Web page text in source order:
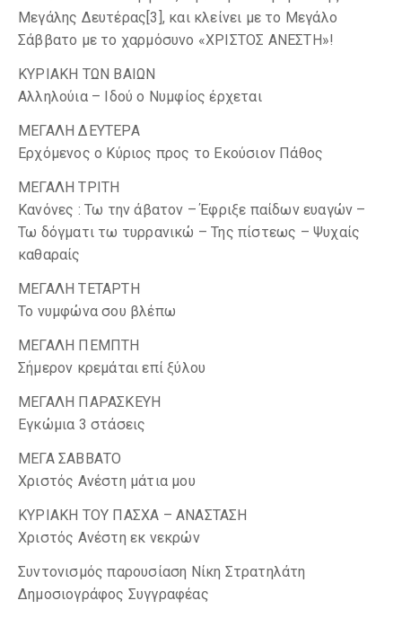
Μεγάλης Δευτέρας[3], και κλείνει με το Μεγάλο
Σάββατο με το χαρμόσυνο «ΧΡΙΣΤΟΣ ΑΝΕΣΤΗ»!
ΚΥΡΙΑΚΗ ΤΩΝ ΒΑΙΩΝ
Αλληλούια – Ιδού ο Νυμφίος έρχεται
ΜΕΓΑΛΗ ΔΕΥΤΕΡΑ
Ερχόμενος ο Κύριος προς το Εκούσιον Πάθος
ΜΕΓΑΛΗ ΤΡΙΤΗ
Κανόνες : Τω την άβατον – Έφριξε παίδων ευαγών –
Τω δόγματι τω τυρρανικώ – Της πίστεως – Ψυχαίς
καθαραίς
ΜΕΓΑΛΗ ΤΕΤΑΡΤΗ
Το νυμφώνα σου βλέπω
ΜΕΓΑΛΗ ΠΕΜΠΤΗ
Σήμερον κρεμάται επί ξύλου
ΜΕΓΑΛΗ ΠΑΡΑΣΚΕΥΗ
Εγκώμια 3 στάσεις
ΜΕΓΑ ΣΑΒΒΑΤΟ
Χριστός Ανέστη μάτια μου
ΚΥΡΙΑΚΗ ΤΟΥ ΠΑΣΧΑ – ΑΝΑΣΤΑΣΗ
Χριστός Ανέστη εκ νεκρών
Συντονισμός παρουσίαση Νίκη Στρατηλάτη
Δημοσιογράφος Συγγραφέας